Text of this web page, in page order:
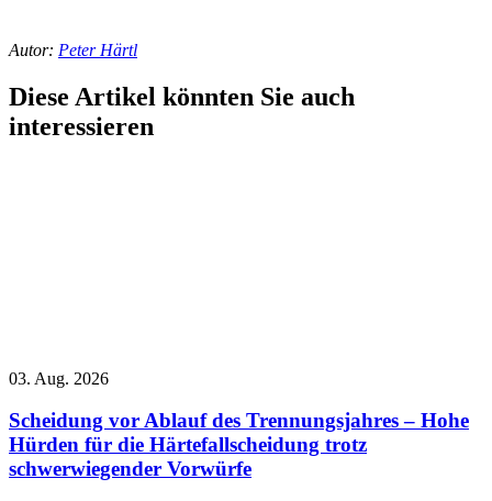
Autor: Peter Härtl
Diese Artikel könnten Sie auch
interessieren
03. Aug. 2026
Scheidung vor Ablauf des Trennungsjahres – Hohe
Hürden für die Härtefallscheidung trotz
schwerwiegender Vorwürfe